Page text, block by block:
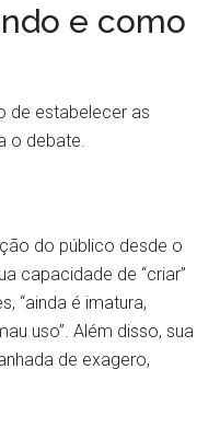
e como
de estabelecer as
o debate.
do público desde o
capacidade de “criar”
“ainda é imatura,
uso”. Além disso, sua
de exagero,